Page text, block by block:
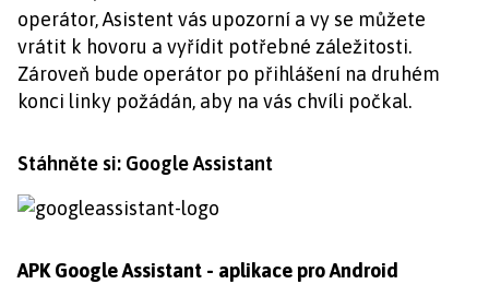
operátor, Asistent vás upozorní a vy se můžete
vrátit k hovoru a vyřídit potřebné záležitosti.
Zároveň bude operátor po přihlášení na druhém
konci linky požádán, aby na vás chvíli počkal.
Stáhněte si: Google Assistant
APK Google Assistant - aplikace pro Android